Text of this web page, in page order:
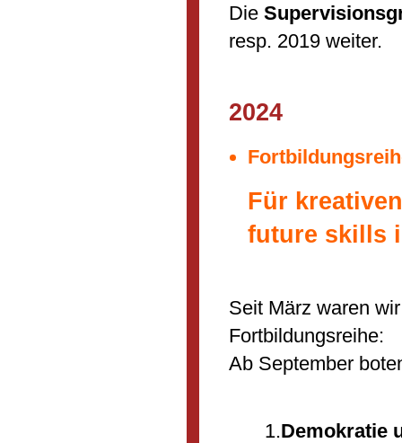
Die
resp. 2019 weiter.
2024
Für
future skills
Seit März waren
Fortbildungsreihe:
Ab September
1.Demokratie